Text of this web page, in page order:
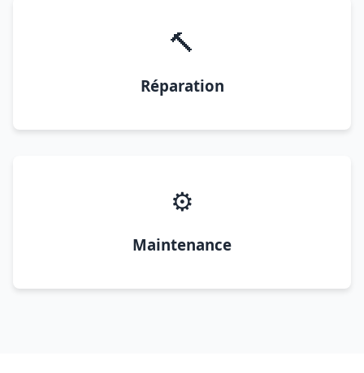
🔨
Réparation
⚙️
Maintenance